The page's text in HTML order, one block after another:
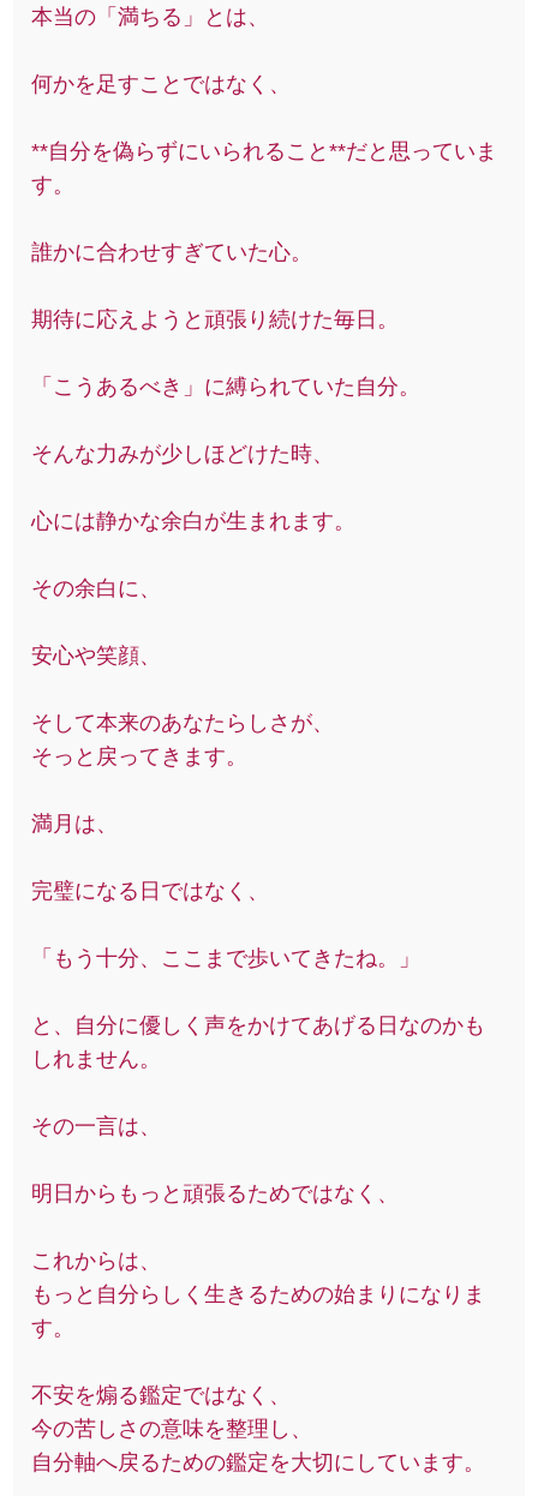
本当の「満ちる」とは、
何かを足すことではなく、
**自分を偽らずにいられること**だと思っていま
す。
誰かに合わせすぎていた心。
期待に応えようと頑張り続けた毎日。
「こうあるべき」に縛られていた自分。
そんな力みが少しほどけた時、
心には静かな余白が生まれます。
その余白に、
安心や笑顔、
そして本来のあなたらしさが、
そっと戻ってきます。
満月は、
完璧になる日ではなく、
「もう十分、ここまで歩いてきたね。」
と、自分に優しく声をかけてあげる日なのかも
しれません。
その一言は、
明日からもっと頑張るためではなく、
これからは、
もっと自分らしく生きるための始まりになりま
す。
不安を煽る鑑定ではなく、
今の苦しさの意味を整理し、
自分軸へ戻るための鑑定を大切にしています。